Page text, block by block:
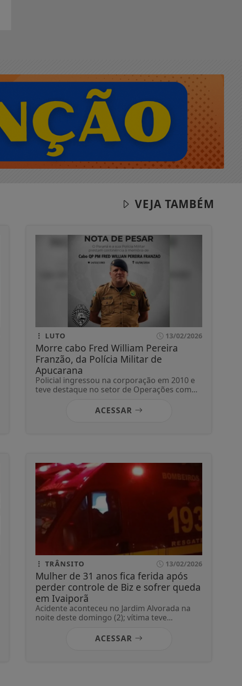
VEJA TAMBÉM
LUTO 13/02/2026
Morre cabo Fred William Pereira
Franzão, da Polícia Militar de
Apucarana
Policial ingressou na corporação em 2010 e
teve destaque no setor de Operações com...
ACESSAR
TRÂNSITO 13/02/2026
Mulher de 31 anos fica ferida após
perder controle de Biz e sofrer queda
em Ivaiporã
Acidente aconteceu no Jardim Alvorada na
noite deste domingo (2); vítima teve...
ACESSAR